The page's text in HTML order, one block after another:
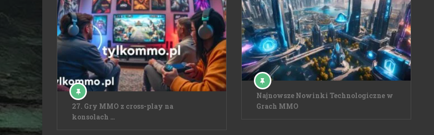
27. Gry MMO z cross-play na
konsolach …
Najnowsze Nowinki Technologiczne w
Grach MMO